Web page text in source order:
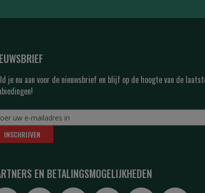
je nu aan voor de nieuwsbrief en blijf op de hoogte van de
INSCHRIJVEN
EN BETALINGSMOGELIJKHEDEN